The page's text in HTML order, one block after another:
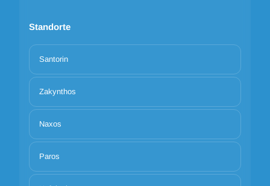
Standorte
Santorin
Zakynthos
Naxos
Paros